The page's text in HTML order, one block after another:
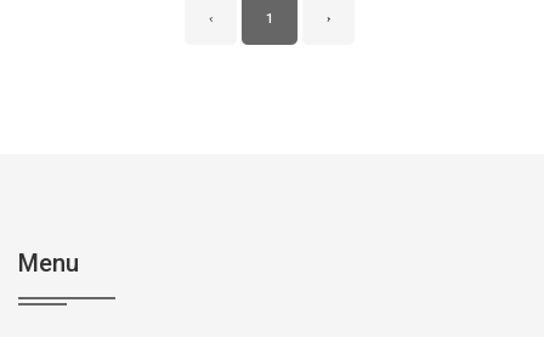
‹ 1 ›
Menu